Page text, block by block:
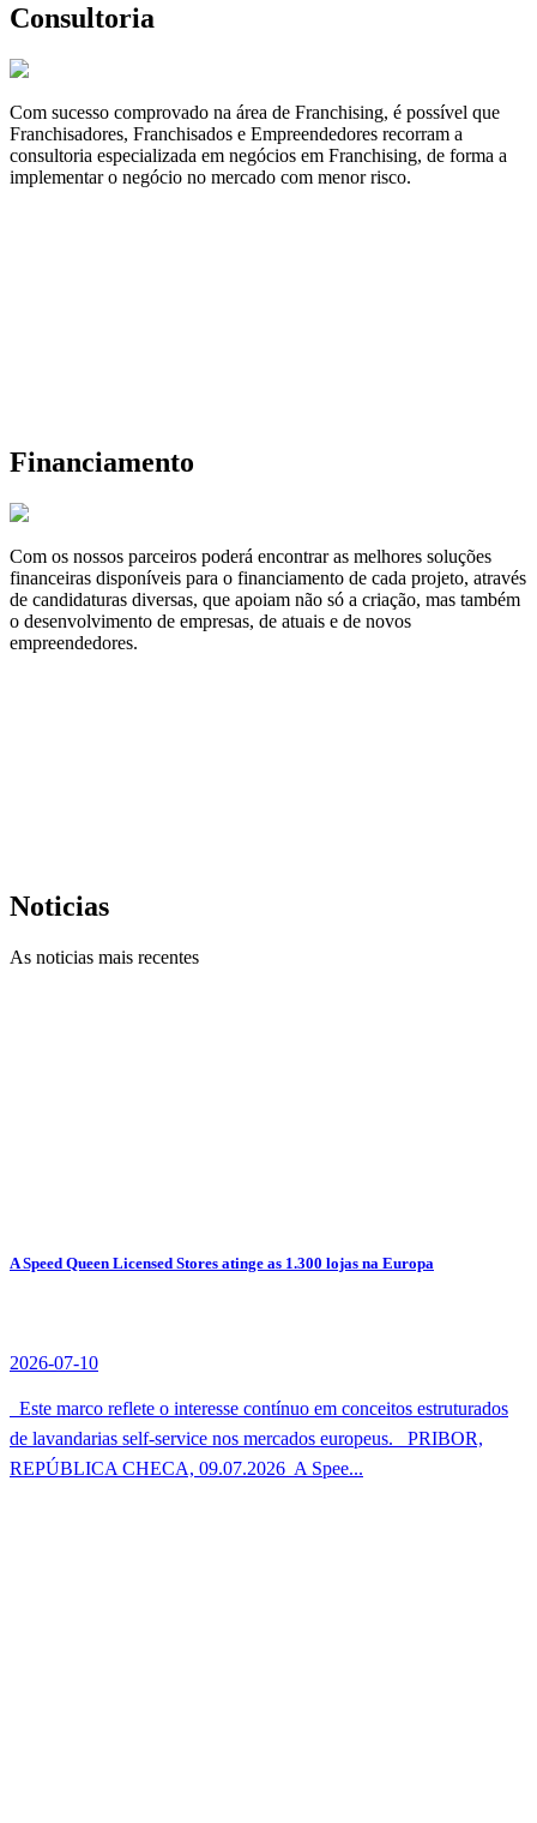
Consultoria
Com sucesso comprovado na área de Franchising, é possível que
Franchisadores, Franchisados e Empreendedores recorram a
consultoria especializada em negócios em Franchising, de forma a
implementar o negócio no mercado com menor risco.
Financiamento
Com os nossos parceiros poderá encontrar as melhores soluções
financeiras disponíveis para o financiamento de cada projeto, através
de candidaturas diversas, que apoiam não só a criação, mas também
o desenvolvimento de empresas, de atuais e de novos
empreendedores.
Noticias
As noticias mais recentes
A Speed Queen Licensed Stores atinge as 1.300 lojas na Europa
2026-07-10
Este marco reflete o interesse contínuo em conceitos estruturados
de lavandarias self-service nos mercados europeus. PRIBOR,
REPÚBLICA CHECA, 09.07.2026  A Spee...